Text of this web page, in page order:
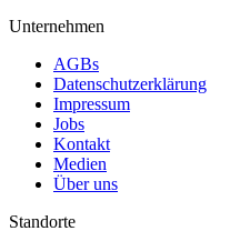
Unternehmen
AGBs
Datenschutzerklärung
Impressum
Jobs
Kontakt
Medien
Über uns
Standorte